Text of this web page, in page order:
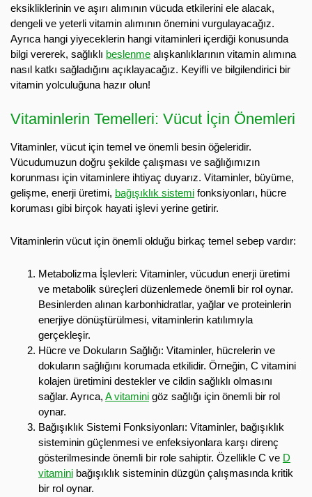
eksikliklerinin ve aşırı alımının vücuda etkilerini ele alacak,
dengeli ve yeterli vitamin alımının önemini vurgulayacağız.
Ayrıca hangi yiyeceklerin hangi vitaminleri içerdiği konusunda
bilgi vererek, sağlıklı beslenme alışkanlıklarının vitamin alımına
nasıl katkı sağladığını açıklayacağız. Keyifli ve bilgilendirici bir
vitamin yolculuğuna hazır olun!
Vitaminlerin Temelleri: Vücut İçin Önemleri
Vitaminler, vücut için temel ve önemli besin öğeleridir.
Vücudumuzun doğru şekilde çalışması ve sağlığımızın
korunması için vitaminlere ihtiyaç duyarız. Vitaminler, büyüme,
gelişme, enerji üretimi, bağışıklık sistemi fonksiyonları, hücre
koruması gibi birçok hayati işlevi yerine getirir.
Vitaminlerin vücut için önemli olduğu birkaç temel sebep vardır:
Metabolizma İşlevleri: Vitaminler, vücudun enerji üretimi
ve metabolik süreçleri düzenlemede önemli bir rol oynar.
Besinlerden alınan karbonhidratlar, yağlar ve proteinlerin
enerjiye dönüştürülmesi, vitaminlerin katılımıyla
gerçekleşir.
Hücre ve Dokuların Sağlığı: Vitaminler, hücrelerin ve
dokuların sağlığını korumada etkilidir. Örneğin, C vitamini
kolajen üretimini destekler ve cildin sağlıklı olmasını
sağlar. Ayrıca, A vitamini göz sağlığı için önemli bir rol
oynar.
Bağışıklık Sistemi Fonksiyonları: Vitaminler, bağışıklık
sisteminin güçlenmesi ve enfeksiyonlara karşı direnç
gösterilmesinde önemli bir role sahiptir. Özellikle C ve D
vitamini bağışıklık sisteminin düzgün çalışmasında kritik
bir rol oynar.